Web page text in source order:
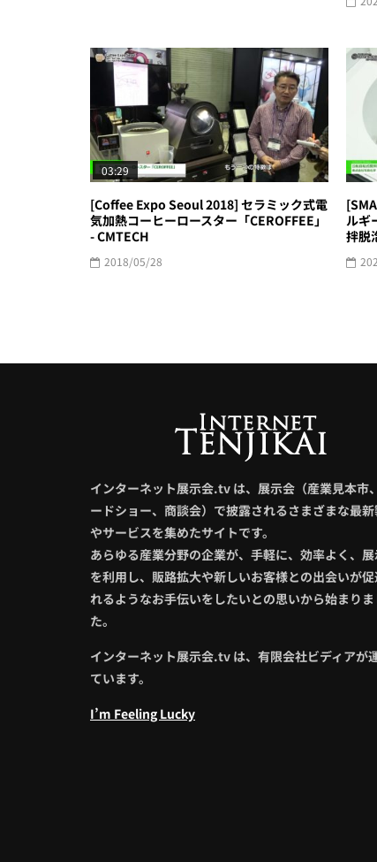
03:29
[Coffee Expo Seoul 2018] セラミック式電
気加熱コーヒーロースター「CEROFFEE」
- CMTECH
2018/05/28
ルギ
拌脱
インターネット展示会.tv は、展示会（産業見本市
ードショー、商談会）で披露されるさまざまな最新
やサービスを集めたサイトです。
あらゆる産業分野の企業が、手軽に、効率よく、
を利用し、販路拡大や新しいお客様との出会いが促
れるようなお手伝いをしたいとの思いから始まりま
た。
インターネット展示会.tv は、有限会社ビディアが
ています。
I’m Feeling Lucky